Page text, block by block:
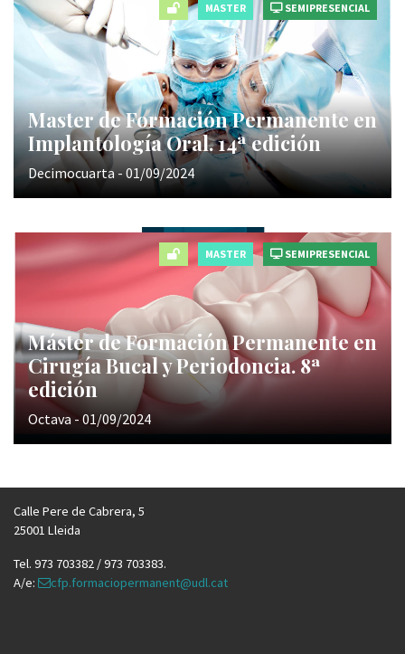
MASTER SEMIPRESENCIAL
Master de Formación Permanente en
Implantología Oral. 14ª edición
Decimocuarta - 01/09/2024
MASTER SEMIPRESENCIAL
Máster de Formación Permanente en
Cirugía Bucal y Periodoncia. 8ª
edición
Octava - 01/09/2024
Calle Pere de Cabrera, 5
25001 Lleida
Tel. 973 703382 / 973 703383.
A/e:
cfp.formaciopermanent@udl.cat